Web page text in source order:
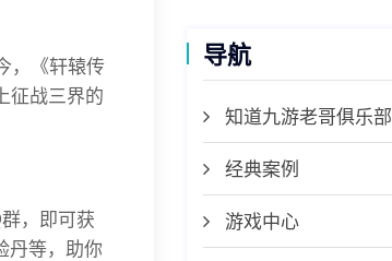
，《轩辕传
征战三界的
，即可获
丹等，助你
导航
知道九游老哥俱乐部
经典案例
游戏中心